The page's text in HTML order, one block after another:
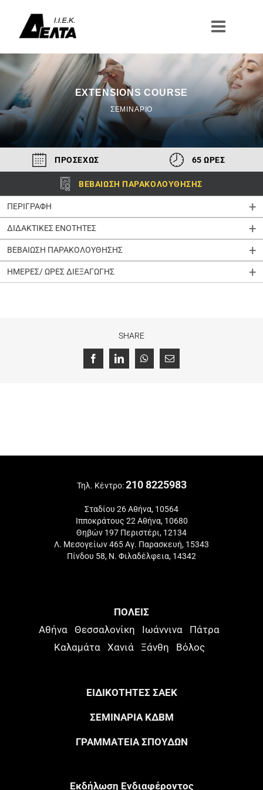
περιεχόμενο
EXTENSIONS COURSE
ΣΕΜΙΝΑΡΙΟ
ΠΡΟΣΕΧΩΣ 65 ΩΡΕΣ
ΒΕΒΑΙΩΣΗ ΠΑΡΑΚΟΛΟΥΘΗΣΗΣ
ΠΕΡΙΓΡΑΦΗ
ΔΙΔΑΚΤΙΚΕΣ ΕΝΟΤΗΤΕΣ
ΒΕΒΑΙΩΣΗ ΠΑΡΑΚΟΛΟΥΘΗΣΗΣ
ΗΜΕΡΕΣ/ ΩΡΕΣ ΔΙΕΞΑΓΩΓΗΣ
SHARE
FacebookLinkedInWhatsApp
Email
Τηλ. Κέντρο:210 8225983
Σταδίου 26 Αθήνα, 10564
Ιπποκράτους 22 Αθήνα, 10680
Θηβών 197 Περιστέρι, 12134
Λ. Μεσογείων 465 Αγ. Παρασκευή, 15343
Πίνδου 58, Ν. Φιλαδέλφεια, 14342
ΠΟΛΕΙΣ
Αθήνα Θεσσαλονίκη Ιωάννινα
Πάτρα
Καλαμάτα
Χανιά Ξάνθη Βόλος
ΕΙΔΙΚΟΤΗΤΕΣ ΣΑΕΚ
ΣΕΜΙΝΑΡΙΑ ΚΔΒΜ
ΓΡΑΜΜΑΤΕΙΑ ΣΠΟΥΔΩΝ
Eκδήλωση Eνδιαφέροντος